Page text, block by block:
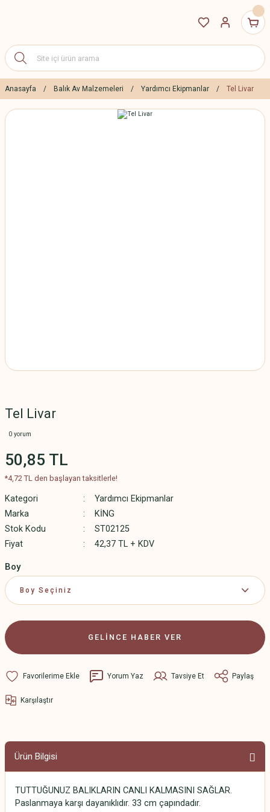
Anasayfa Balık Av Malzemeleri Yardımcı Ekipmanlar Tel Livar
Tel Livar
0 yorum
50,85 TL
*4,72 TL den başlayan taksitlerle!
Kategori
Yardımcı Ekipmanlar
Marka
KİNG
Stok Kodu
ST02125
Fiyat
42,37 TL + KDV
Boy
GELİNCE HABER VER
Yorum Yaz Tavsiye Et Paylaş
Karşılaştır
Ürün Bilgisi
TUTTUĞUNUZ BALIKLARIN CANLI KALMASINI SAĞLAR.
Paslanmaya karşı dayanıklıdır. 33 cm çapındadır.